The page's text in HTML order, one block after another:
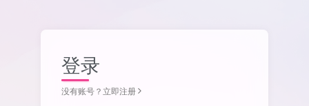
登录
没有账号？立即注册